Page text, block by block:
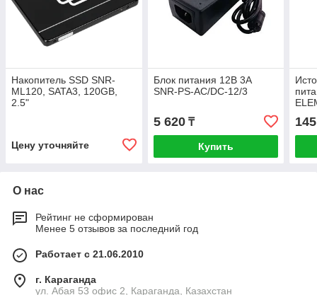
Накопитель SSD SNR-
ML120, SATA3, 120GB,
2.5"
Цену уточняйте
Блок питания 12В 3А
SNR-PS-AC/DC-12/3
5 620₸
Купить
О нас
Рейтинг не сформирован
Менее 5 отзывов за последний год
Работает с 21.06.2010
г. Караганда
ул. Абая 53 офис 2, Караганда, Казахстан